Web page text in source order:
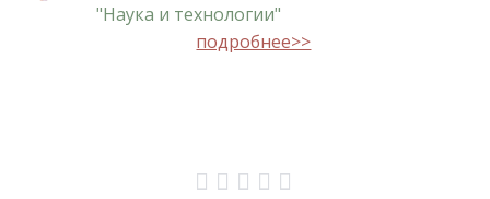
"Наука и технологии"
подробнее>>